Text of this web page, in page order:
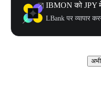
IBMON को JPY
LBank पर व्यापार